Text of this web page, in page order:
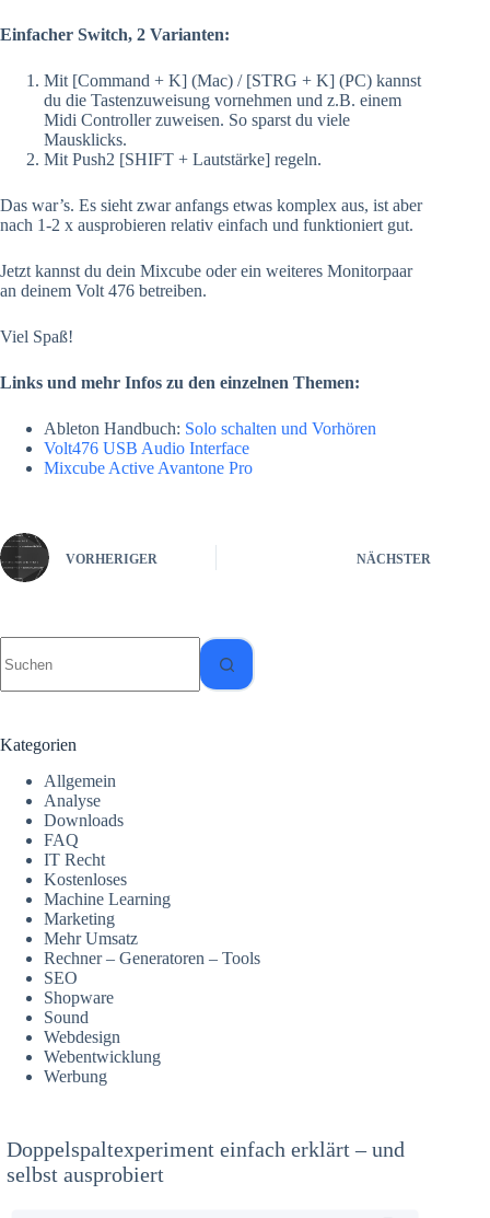
Einfacher Switch, 2 Varianten:
Mit [Command + K] (Mac) / [STRG + K] (PC) kannst
du die Tastenzuweisung vornehmen und z.B. einem
Midi Controller zuweisen. So sparst du viele
Mausklicks.
Mit Push2 [SHIFT + Lautstärke] regeln.
Das war’s. Es sieht zwar anfangs etwas komplex aus, ist aber
nach 1-2 x ausprobieren relativ einfach und funktioniert gut.
Jetzt kannst du dein Mixcube oder ein weiteres Monitorpaar
an deinem Volt 476 betreiben.
Viel Spaß!
Links und mehr Infos zu den einzelnen Themen:
Ableton Handbuch: Solo schalten und Vorhören
Volt476 USB Audio Interface
Mixcube Active Avantone Pro
VORHERIGER NÄCHSTER
Ergebnisse
Kategorien
Allgemein
Analyse
Downloads
FAQ
IT Recht
Kostenloses
Machine Learning
Marketing
Mehr Umsatz
Rechner – Generatoren – Tools
SEO
Shopware
Sound
Webdesign
Webentwicklung
Werbung
Doppelspaltexperiment einfach erklärt – und
selbst ausprobiert